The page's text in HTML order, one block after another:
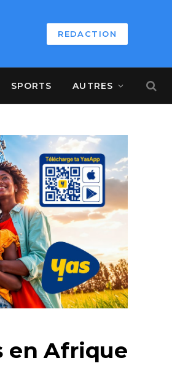
REDACTION
SPORTS AUTRES
en Afrique